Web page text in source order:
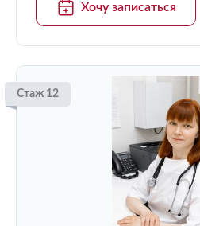
Хочу записаться
Стаж 12